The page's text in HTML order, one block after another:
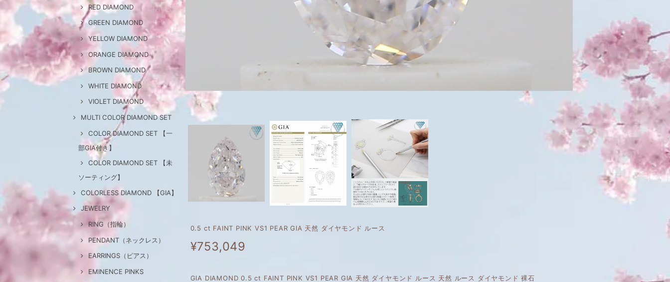
RED DIAMOND
GREEN DIAMOND
YELLOW DIAMOND
ORANGE DIAMOND
BROWN DIAMOND
WHITE DIAMOND
VIOLET DIAMOND
MULTI COLOR DIAMOND SET
COLOR DIAMOND SET 【一
部GIA付き】
COLOR DIAMOND SET 【未
ソーティング】
COLORLESS DIAMOND 【GIA】
JEWELRY
RING（指輪）
PENDANT（ネックレス）
EARRINGS（ピアス）
EMINENCE PINKS
0.5 ct FAINT PINK VS1 PEAR GIA 天然 ダイヤモンド ルース
¥753,049
GIA DIAMOND 0.5 ct FAINT PINK VS1 PEAR GIA 天然 ダイヤモンド ルース 天然 ルース ダイヤモンド 裸石